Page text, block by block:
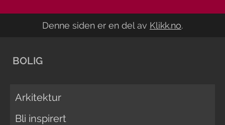
Denne siden er en del av Klikk.no.
BOLIG
Arkitektur
Bli inspirert